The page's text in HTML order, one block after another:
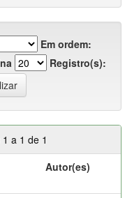
Em ordem:
Registro(s):
a 1 de 1
Autor(es)